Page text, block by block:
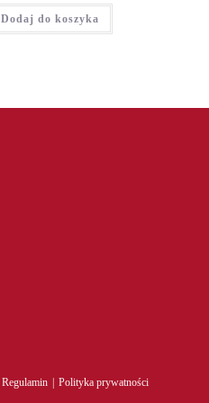
Dodaj do koszyka
Regulamin Polityka prywatności